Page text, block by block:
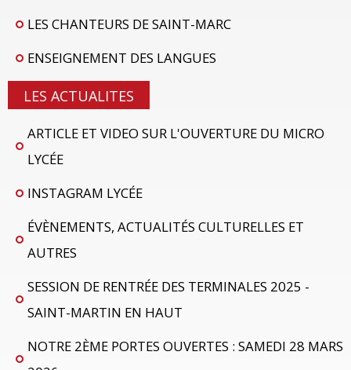
LES CHANTEURS DE SAINT-MARC
ENSEIGNEMENT DES LANGUES
LES ACTUALITES
ARTICLE ET VIDEO SUR L'OUVERTURE DU MICRO
LYCÉE
INSTAGRAM LYCÉE
ÉVÈNEMENTS, ACTUALITÉS CULTURELLES ET
AUTRES
SESSION DE RENTRÉE DES TERMINALES 2025 -
SAINT-MARTIN EN HAUT
NOTRE 2ÈME PORTES OUVERTES : SAMEDI 28 MARS